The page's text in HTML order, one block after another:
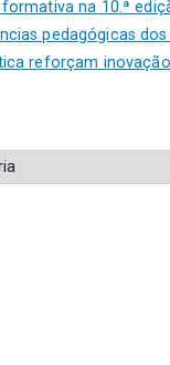
na 10.ª
pedagógicas
reforçam